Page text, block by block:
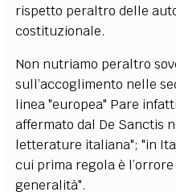
rispetto peraltro delle
costituzionale.
Non nutriamo peraltro
sull’accoglimento nelle
linea "europea" Pare
affermato dal De Sanctis
letterature italiana"; "in
cui prima regola è
generalità".